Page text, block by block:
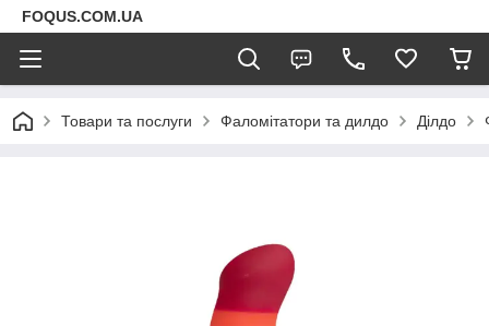
FOQUS.COM.UA
Товари та послуги Фаломітатори та дилдо Ділдо